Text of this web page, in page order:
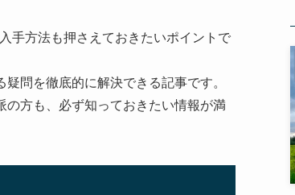
手方法も押さえておきたいポイントで
問を徹底的に解決できる記事です。
方も、必ず知っておきたい情報が満